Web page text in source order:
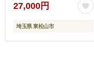
27,000円
埼玉県 東松山市